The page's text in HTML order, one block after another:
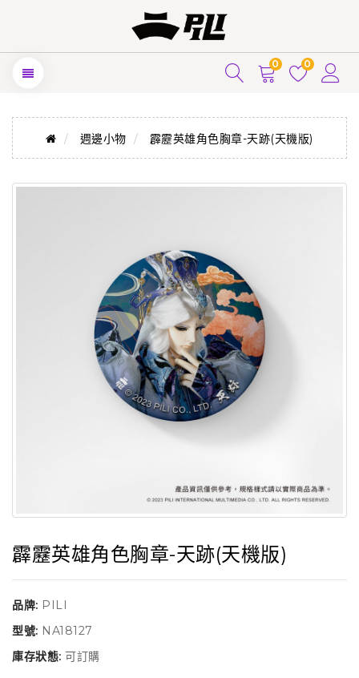
0 0
週邊小物 霹靂英雄角色胸章-天跡(天機版)
霹靂英雄角色胸章-天跡(天機版)
品牌: PILI
型號: NA18127
庫存狀態: 可訂購